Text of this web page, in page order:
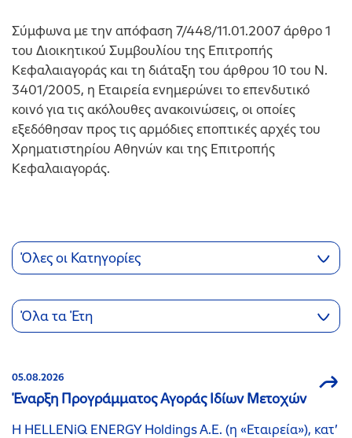
Σύμφωνα με την απόφαση 7/448/11.01.2007 άρθρο 1
του Διοικητικού Συμβουλίου της Επιτροπής
Κεφαλαιαγοράς και τη διάταξη του άρθρου 10 του Ν.
3401/2005, η Εταιρεία ενημερώνει το επενδυτικό
κοινό για τις ακόλουθες ανακοινώσεις, οι οποίες
εξεδόθησαν προς τις αρμόδιες εποπτικές αρχές του
Χρηματιστηρίου Αθηνών και της Επιτροπής
Κεφαλαιαγοράς.
Όλες οι Κατηγορίες
Όλα τα Έτη
05.08.2026
Έναρξη Προγράμματος Αγοράς Ιδίων Μετοχών
Η HELLENiQ ENERGY Holdings A.E. (η «Εταιρεία»), κατ’